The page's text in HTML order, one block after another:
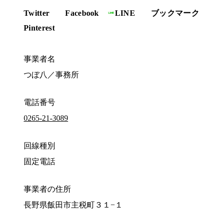
Twitter Facebook LINE
ブックマーク
Pinterest
事業者名
つぼ八／事務所
電話番号
0265-21-3089
回線種別
固定電話
事業者の住所
長野県飯田市主税町３１−１